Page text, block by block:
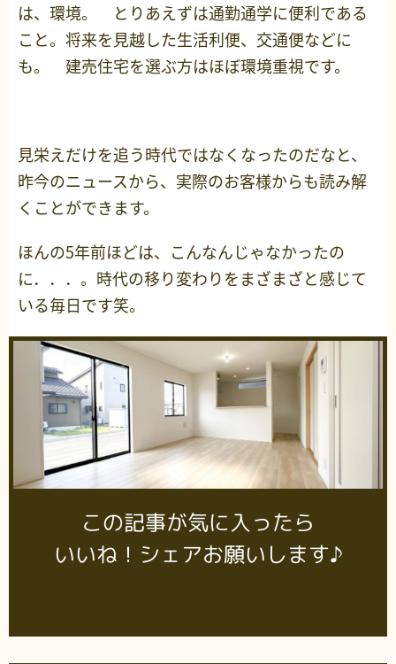
は、環境。 とりあえずは通勤通学に便利である
こと。将来を見越した生活利便、交通便などに
も。 建売住宅を選ぶ方はほぼ環境重視です。
見栄えだけを追う時代ではなくなったのだなと、
昨今のニュースから、実際のお客様からも読み解
くことができます。
ほんの5年前ほどは、こんなんじゃなかったの
に．．．。時代の移り変わりをまざまざと感じて
いる毎日です笑。
この記事が気に入ったら
いいね！シェアお願いします♪